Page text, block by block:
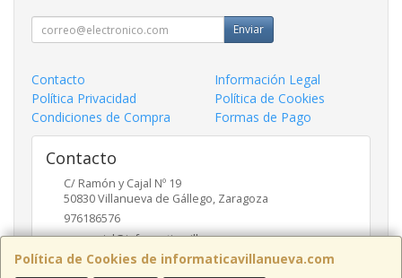
Política de Cookies de informaticavillanueva.com
Enviar
Contacto
Información Legal
Política Privacidad
Política de Cookies
Condiciones de Compra
Formas de Pago
Contacto
C/ Ramón y Cajal Nº 19
50830Villanueva de Gállego, Zaragoza
976186576
comercial@informaticavillanueva.com